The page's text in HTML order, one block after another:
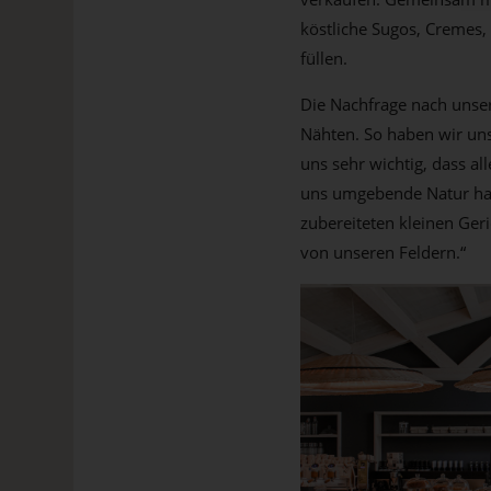
köstliche Sugos,
füllen.
Die Nachfrage nach
Nähten. So haben wir
uns sehr wichtig, dass
uns umgebende Natur
zubereiteten kleinen
von unseren Feldern.“